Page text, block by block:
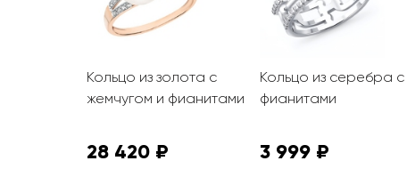
Кольцо из золота с
жемчугом и фианитами
28 420 ₽
Кольцо из серебра с
фианитами
3 999 ₽